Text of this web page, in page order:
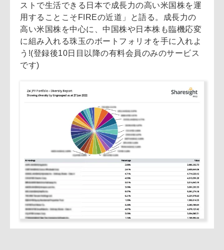
ストで生活できる日本で成長力の高い米国株を運
用することこそFIREの近道」と語る。成長力の
高い米国株を中心に、中国株や日本株も臨機応変
に組み入れる珠玉のボートフォリオを手に入れよ
う!(登録後10日目以降の有料会員のみのサービス
です)